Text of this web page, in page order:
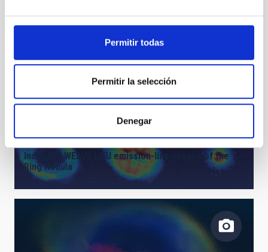
Permitir todas
Permitir la selección
Denegar
C/2025 A6 (Lemmon)
Individual WEAVE LIFU emission-line images of the
Ring Nebula